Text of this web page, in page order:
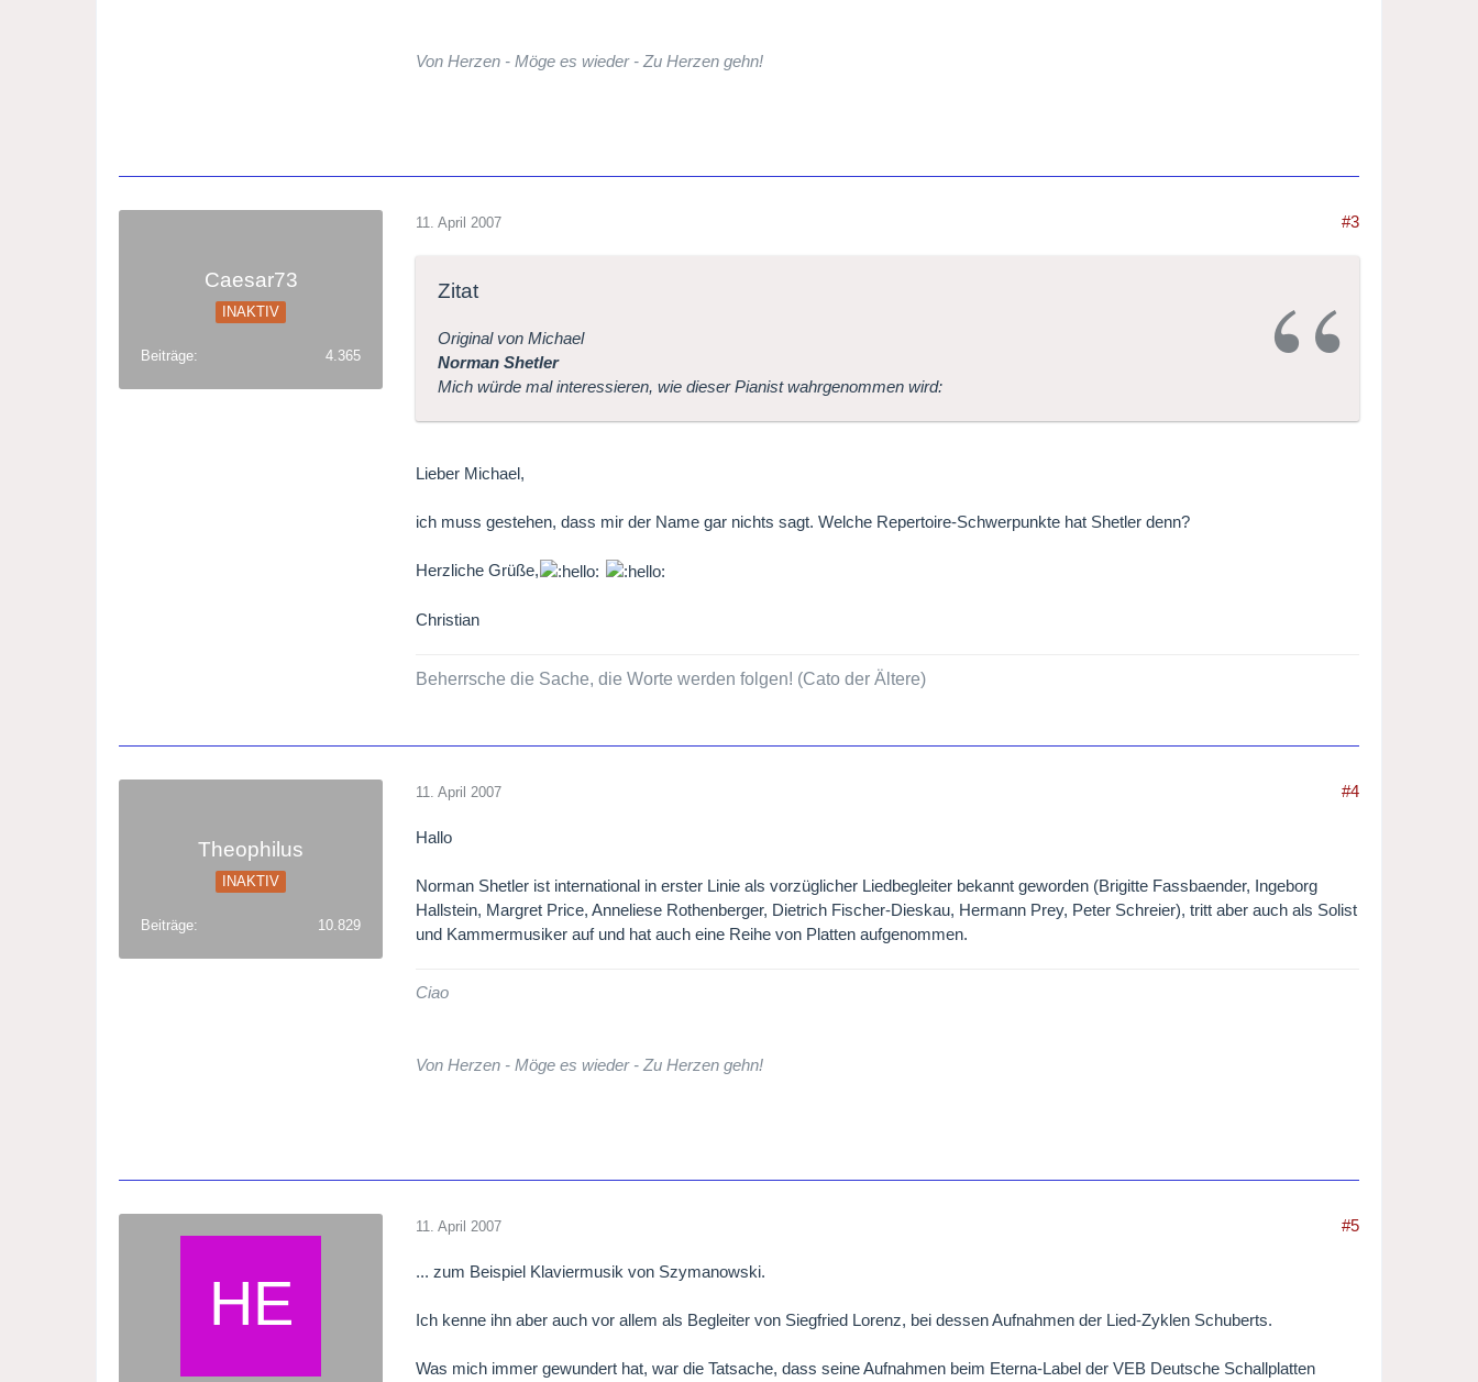
Von Herzen - Möge es wieder - Zu Herzen gehn!
Caesar73
INAKTIV
Beiträge 4.365
11. April 2007 #3
Zitat
Original von Michael
Norman Shetler
Mich würde mal interessieren, wie dieser Pianist wahrgenommen wird:
Lieber Michael,
ich muss gestehen, dass mir der Name gar nichts sagt. Welche Repertoire-Schwerpunkte hat Shetler denn?
Herzliche Grüße,
Christian
Beherrsche die Sache, die Worte werden folgen! (Cato der Ältere)
Theophilus
INAKTIV
Beiträge 10.829
11. April 2007 #4
Hallo
Norman Shetler ist international in erster Linie als vorzüglicher Liedbegleiter bekannt geworden (Brigitte Fassbaender, Ingeborg
Hallstein, Margret Price, Anneliese Rothenberger, Dietrich Fischer-Dieskau, Hermann Prey, Peter Schreier), tritt aber auch als Solist
und Kammermusiker auf und hat auch eine Reihe von Platten aufgenommen.
Ciao
Von Herzen - Möge es wieder - Zu Herzen gehn!
11. April 2007 #5
... zum Beispiel Klaviermusik von Szymanowski.
Ich kenne ihn aber auch vor allem als Begleiter von Siegfried Lorenz, bei dessen Aufnahmen der Lied-Zyklen Schuberts.
Was mich immer gewundert hat, war die Tatsache, dass seine Aufnahmen beim Eterna-Label der VEB Deutsche Schallplatten